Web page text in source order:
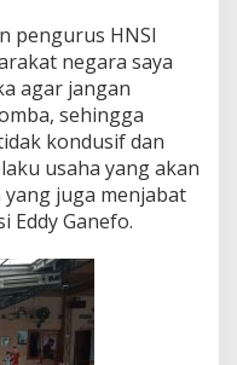
pengurus HNSI
negara saya
agar jangan
sehingga
kondusif dan
usaha yang akan
yang juga menjabat
Eddy Ganefo.